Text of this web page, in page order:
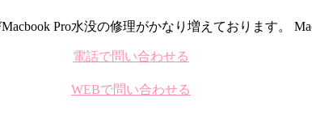
Pro水没の修理がかなり増えております。
電話で問い合わせる
WEBで問い合わせる